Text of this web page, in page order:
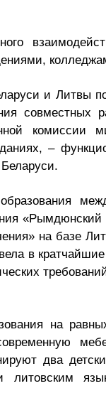
и Литвы
совместных
комиссии
–
на базе
в
на
два